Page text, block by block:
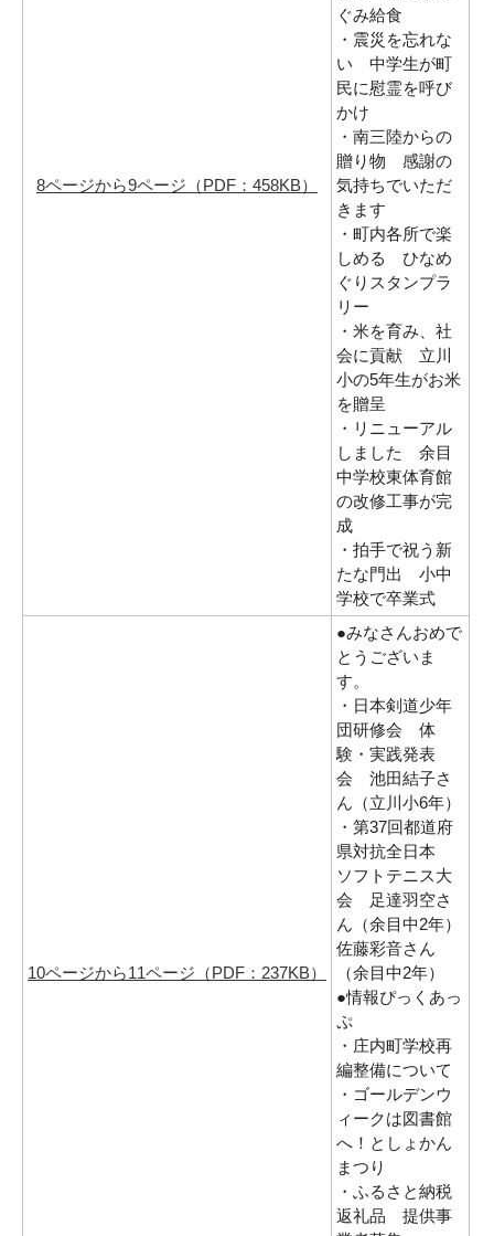
8ページから9ページ（PDF：458KB）
ぐみ給食
・震災を忘れな
い 中学生が町
民に慰霊を呼び
かけ
・南三陸からの
贈り物 感謝の
気持ちでいただ
きます
・町内各所で楽
しめる ひなめ
ぐりスタンプラ
リー
・米を育み、社
会に貢献 立川
小の5年生がお米
を贈呈
・リニューアル
しました 余目
中学校東体育館
の改修工事が完
成
・拍手で祝う新
たな門出 小中
学校で卒業式
10ページから11ページ（PDF：237KB）
●みなさんおめで
とうございま
す。
・日本剣道少年
団研修会 体
験・実践発表
会 池田結子さ
ん（立川小6年）
・第37回都道府
県対抗全日本
ソフトテニス大
会 足達羽空さ
ん（余目中2年）
佐藤彩音さん
（余目中2年）
●情報ぴっくあっ
ぷ
・庄内町学校再
編整備について
・ゴールデンウ
ィークは図書館
へ！としょかん
まつり
・ふるさと納税
返礼品 提供事